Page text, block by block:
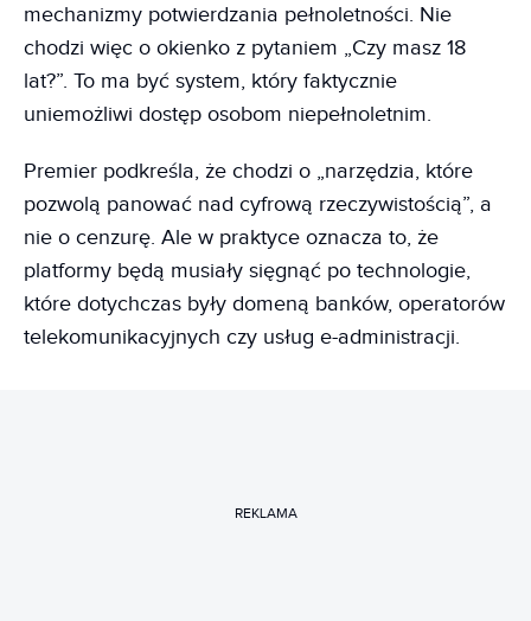
mechanizmy potwierdzania pełnoletności. Nie
chodzi więc o okienko z pytaniem „Czy masz 18
lat?”. To ma być system, który faktycznie
uniemożliwi dostęp osobom niepełnoletnim.
Premier podkreśla, że chodzi o „narzędzia, które
pozwolą panować nad cyfrową rzeczywistością”, a
nie o cenzurę. Ale w praktyce oznacza to, że
platformy będą musiały sięgnąć po technologie,
które dotychczas były domeną banków, operatorów
telekomunikacyjnych czy usług e-administracji.
REKLAMA